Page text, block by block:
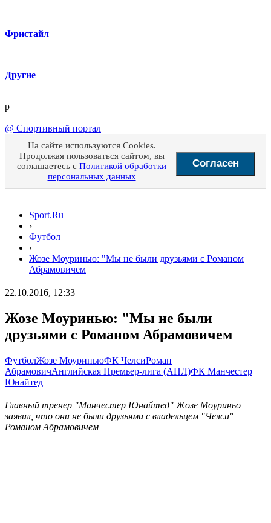
Фристайл
Другие
p
@ Спортивный портал
На сайте используются Cookies.
Продолжая пользоваться сайтом, вы
соглашаетесь с Политикой обработки
персональных данных
Согласен
Sport.Ru
›
Футбол
›
Жозе Моуринью: "Мы не были друзьями с Романом
Абрамовичем
22.10.2016, 12:33
Жозе Моуринью: "Мы не были
друзьями с Романом Абрамовичем
ФутболЖозе МоуриньюФК ЧелсиРоман
АбрамовичАнглийская Премьер-лига (АПЛ)ФК Манчестер
Юнайтед
Главный тренер "Манчестер Юнайтед" Жозе Моуриньо
заявил, что они не были друзьями с владельцем "Челси"
Романом Абрамовичем